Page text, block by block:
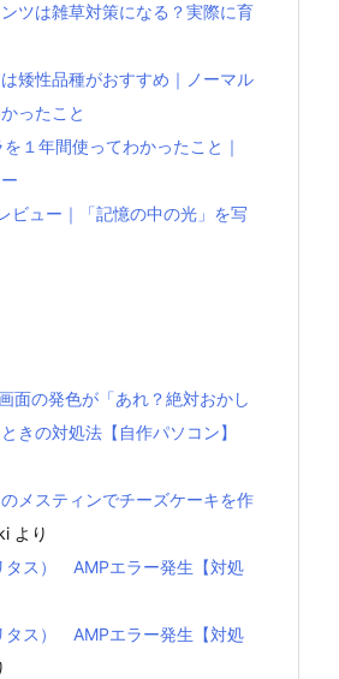
ツは雑草対策になる？実際に育
矮性品種がおすすめ｜ノーマル
ったこと
１年間使ってわかったこと｜
ビュー｜「記憶の中の光」を写
面の発色が「あれ？絶対おかし
きの対処法【自作パソコン】
のメスティンでチーズケーキを作
より
タス） AMPエラー発生【対処
タス） AMPエラー発生【対処